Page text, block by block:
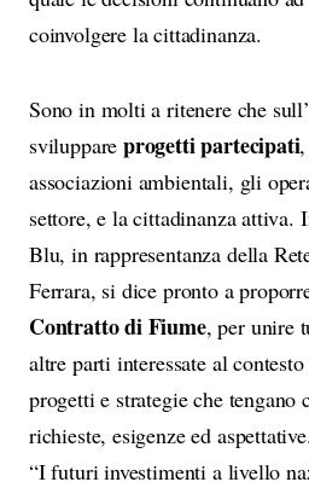
coinvolgere la cittadinanza.
Sono in molti a ritenere che
sviluppareprogetti partecipati
associazioni ambientali, gli
settore, e la cittadinanza attiva.
Blu, in rappresentanza della
Ferrara, si dice pronto a
Contratto di Fiume, per unire
altre parti interessate al
progetti e strategie che tengano
richieste, esigenze ed aspettative.
“I futuri investimenti a livello